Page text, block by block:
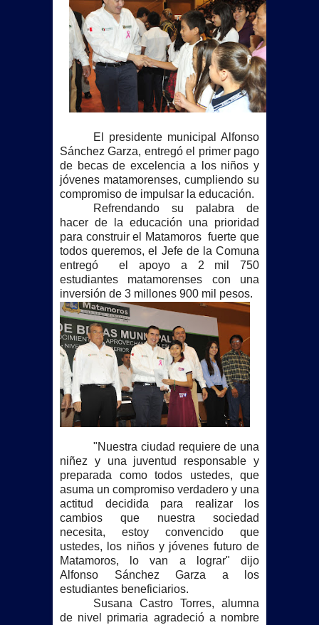
El presidente municipal Alfonso
Sánchez Garza, entregó el primer pago
de becas de excelencia a los niños y
jóvenes matamorenses, cumpliendo su
compromiso de impulsar la educación.
Refrendando su palabra de
hacer de la educación una prioridad
para construir el Matamoros fuerte que
todos queremos, el Jefe de la Comuna
entregó el apoyo a 2 mil 750
estudiantes matamorenses con una
inversión de 3 millones 900 mil pesos.
"Nuestra ciudad requiere de una
niñez y una juventud responsable y
preparada como todos ustedes, que
asuma un compromiso verdadero y una
actitud decidida para realizar los
cambios que nuestra sociedad
necesita, estoy convencido que
ustedes, los niños y jóvenes futuro de
Matamoros, lo van a lograr" dijo
Alfonso Sánchez Garza a los
estudiantes beneficiarios.
Susana Castro Torres, alumna
de nivel primaria agradeció a nombre